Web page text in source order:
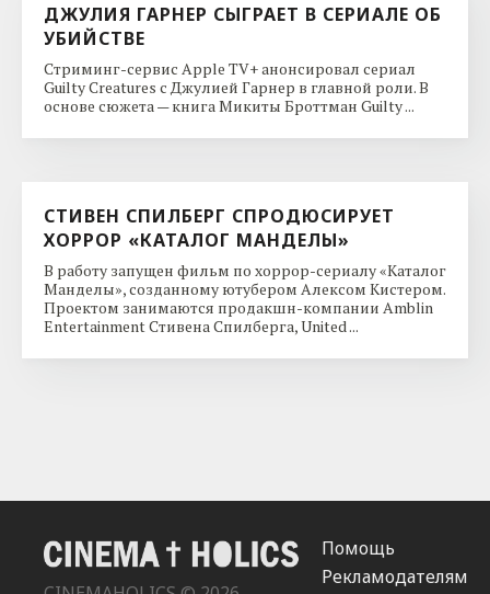
ДЖУЛИЯ ГАРНЕР СЫГРАЕТ В СЕРИАЛЕ ОБ
УБИЙСТВЕ
Стриминг-сервис Apple TV+ анонсировал сериал
Guilty Creatures с Джулией Гарнер в главной роли. В
основе сюжета — книга Микиты Броттман Guilty ...
СТИВЕН СПИЛБЕРГ СПРОДЮСИРУЕТ
ХОРРОР «КАТАЛОГ МАНДЕЛЫ»
В работу запущен фильм по хоррор-сериалу «Каталог
Манделы», созданному ютубером Алексом Кистером.
Проектом занимаются продакшн-компании Amblin
Entertainment Стивена Спилберга, United ...
Помощь
Рекламодателям